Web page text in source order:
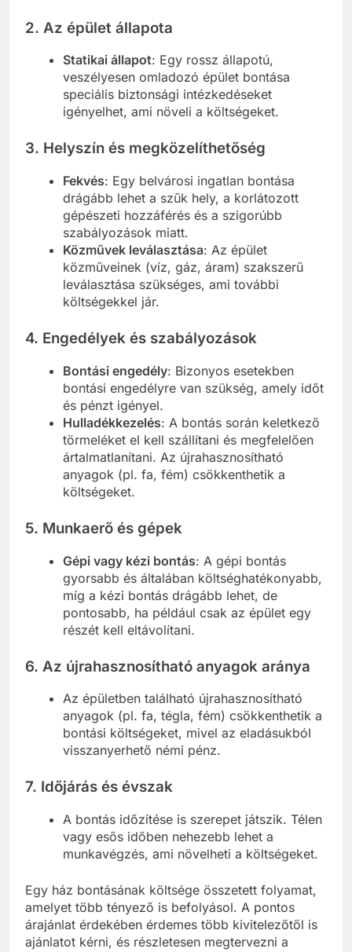
2. Az épület állapota
Statikai állapot: Egy rossz állapotú,
veszélyesen omladozó épület bontása
speciális biztonsági intézkedéseket
igényelhet, ami növeli a költségeket.
3. Helyszín és megközelíthetőség
Fekvés: Egy belvárosi ingatlan bontása
drágább lehet a szűk hely, a korlátozott
gépészeti hozzáférés és a szigorúbb
szabályozások miatt.
Közművek leválasztása: Az épület
közműveinek (víz, gáz, áram) szakszerű
leválasztása szükséges, ami további
költségekkel jár.
4. Engedélyek és szabályozások
Bontási engedély: Bizonyos esetekben
bontási engedélyre van szükség, amely időt
és pénzt igényel.
Hulladékkezelés: A bontás során keletkező
törmeléket el kell szállítani és megfelelően
ártalmatlanítani. Az újrahasznosítható
anyagok (pl. fa, fém) csökkenthetik a
költségeket.
5. Munkaerő és gépek
Gépi vagy kézi bontás: A gépi bontás
gyorsabb és általában költséghatékonyabb,
míg a kézi bontás drágább lehet, de
pontosabb, ha például csak az épület egy
részét kell eltávolítani.
6. Az újrahasznosítható anyagok aránya
Az épületben található újrahasznosítható
anyagok (pl. fa, tégla, fém) csökkenthetik a
bontási költségeket, mivel az eladásukból
visszanyerhető némi pénz.
7. Időjárás és évszak
A bontás időzítése is szerepet játszik. Télen
vagy esős időben nehezebb lehet a
munkavégzés, ami növelheti a költségeket.
Egy ház bontásának költsége összetett folyamat,
amelyet több tényező is befolyásol. A pontos
árajánlat érdekében érdemes több kivitelezőtől is
ajánlatot kérni, és részletesen megtervezni a